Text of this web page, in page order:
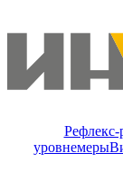
уровнемеры